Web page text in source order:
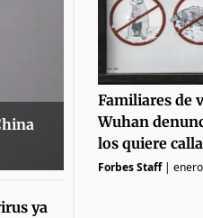
ya
Familiares de
Wuhan
los quiere
Forbes Staff|